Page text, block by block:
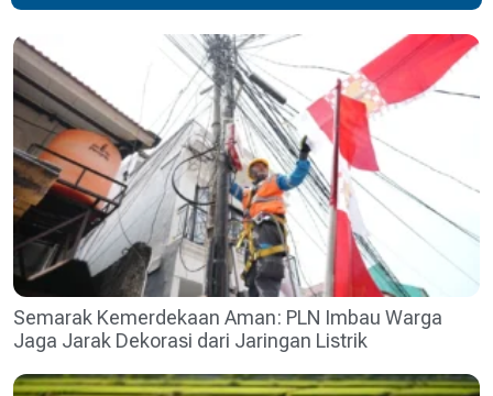
Semarak Kemerdekaan Aman: PLN Imbau Warga
Jaga Jarak Dekorasi dari Jaringan Listrik